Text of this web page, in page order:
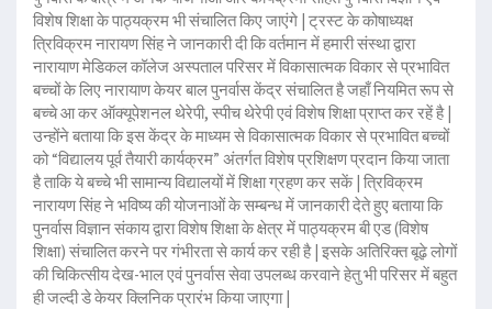
विशेष शिक्षा के पाठ्यक्रम भी संचालित किए जाएंगे | ट्रस्ट के कोषाध्यक्ष
त्रिविक्रम नारायण सिंह ने जानकारी दी कि वर्तमान में हमारी संस्था द्वारा
नारायाण मेडिकल कॉलेज अस्पताल परिसर में विकासात्मक विकार से प्रभावित
बच्चों के लिए नारायाण केयर बाल पुनर्वास केंद्र संचालित है जहाँ नियमित रूप से
बच्चे आ कर ऑक्यूपेशनल थेरेपी, स्पीच थेरेपी एवं विशेष शिक्षा प्राप्त कर रहें है |
उन्होंने बताया कि इस केंद्र के माध्यम से विकासात्मक विकार से प्रभावित बच्चों
को “विद्यालय पूर्व तैयारी कार्यक्रम” अंतर्गत विशेष प्रशिक्षण प्रदान किया जाता
है ताकि ये बच्चे भी सामान्य विद्यालयों में शिक्षा ग्रहण कर सकें | त्रिविक्रम
नारायण सिंह ने भविष्य की योजनाओं के सम्बन्ध में जानकारी देते हुए बताया कि
पुनर्वास विज्ञान संकाय द्वारा विशेष शिक्षा के क्षेत्र में पाठ्यक्रम बी एड (विशेष
शिक्षा) संचालित करने पर गंभीरता से कार्य कर रही है | इसके अतिरिक्त बूढ़े लोगों
की चिकित्सीय देख-भाल एवं पुनर्वास सेवा उपलब्ध करवाने हेतु भी परिसर में बहुत
ही जल्दी डे केयर क्लिनिक प्रारंभ किया जाएगा |